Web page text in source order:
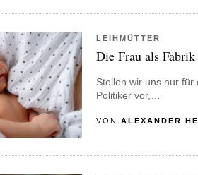
LEIHMÜTTER
Die Frau als
Stellen wir uns nur
Politiker vor,…
VON ALEXANDER